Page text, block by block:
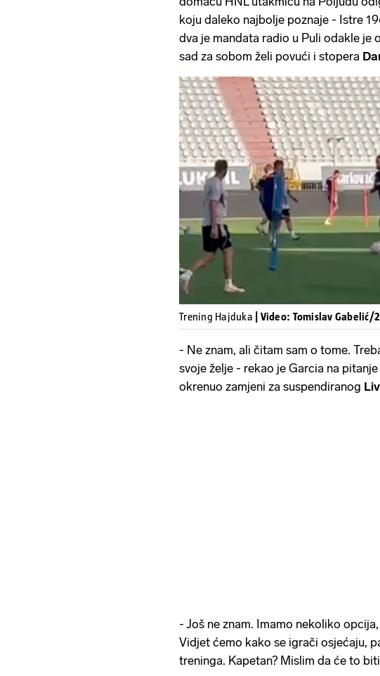
koju daleko najbolje poznaje - Istre
dva je mandata radio u Puli odakle je
sad za sobom želi povući i stopera
Pokretanje videa...
Trening Hajduka | Video: Tomislav Gabelić/
- Ne znam, ali čitam sam o tome.
svoje želje - rekao je Garcia na
okrenuo zamjeni za suspendiranog
- Još ne znam. Imamo nekoliko
Vidjet ćemo kako se igrači osjećaju,
treninga. Kapetan? Mislim da će to biti